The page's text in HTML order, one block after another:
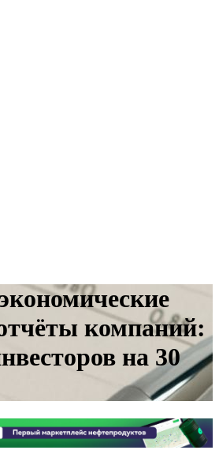
компаний:
на 30